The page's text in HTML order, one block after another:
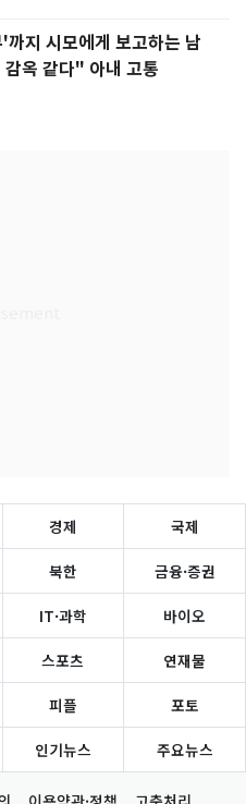
지 시모에게 보고하는 남
옥 같다" 아내 고통
경제 국제
북한 금융·증권
IT·과학 바이오
스포츠 연재물
피플 포토
인기뉴스 주요뉴스